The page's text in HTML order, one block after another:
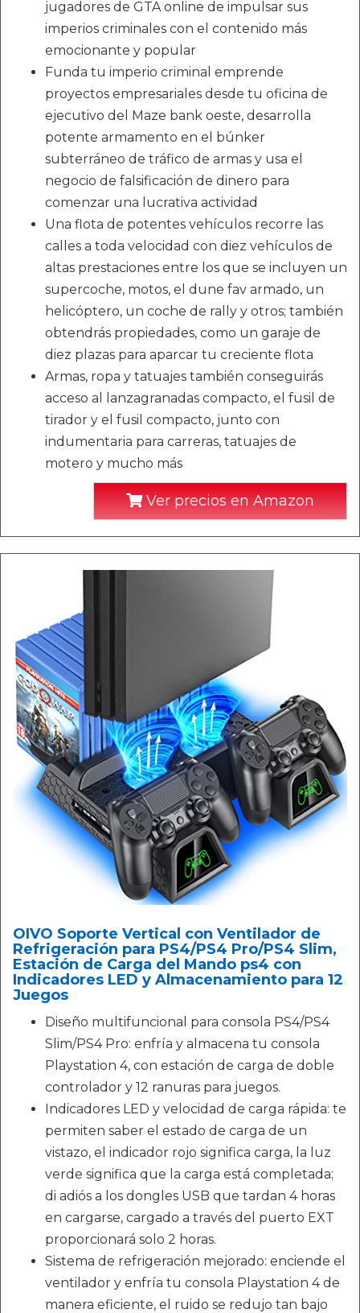
jugadores de GTA online de impulsar sus
imperios criminales con el contenido más
emocionante y popular
Funda tu imperio criminal emprende
proyectos empresariales desde tu oficina de
ejecutivo del Maze bank oeste, desarrolla
potente armamento en el búnker
subterráneo de tráfico de armas y usa el
negocio de falsificación de dinero para
comenzar una lucrativa actividad
Una flota de potentes vehículos recorre las
calles a toda velocidad con diez vehículos de
altas prestaciones entre los que se incluyen un
supercoche, motos, el dune fav armado, un
helicóptero, un coche de rally y otros; también
obtendrás propiedades, como un garaje de
diez plazas para aparcar tu creciente flota
Armas, ropa y tatuajes también conseguirás
acceso al lanzagranadas compacto, el fusil de
tirador y el fusil compacto, junto con
indumentaria para carreras, tatuajes de
motero y mucho más
Ver precios en Amazon
OIVO Soporte Vertical con Ventilador de
Refrigeración para PS4/PS4 Pro/PS4 Slim,
Estación de Carga del Mando ps4 con
Indicadores LED y Almacenamiento para 12
Juegos
Diseño multifuncional para consola PS4/PS4
Slim/PS4 Pro: enfría y almacena tu consola
Playstation 4, con estación de carga de doble
controlador y 12 ranuras para juegos.
Indicadores LED y velocidad de carga rápida: te
permiten saber el estado de carga de un
vistazo, el indicador rojo significa carga, la luz
verde significa que la carga está completada;
di adiós a los dongles USB que tardan 4 horas
en cargarse, cargado a través del puerto EXT
proporcionará solo 2 horas.
Sistema de refrigeración mejorado: enciende el
ventilador y enfría tu consola Playstation 4 de
manera eficiente, el ruido se redujo tan bajo